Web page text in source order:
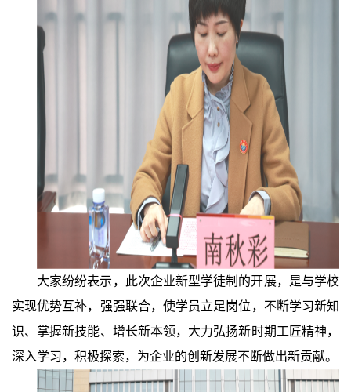
大家纷纷表示，此次企业新型学徒制的开展，是与学校
实现优势互补，强强联合，使学员立足岗位，不断学习新知
识、掌握新技能、增长新本领，大力弘扬新时期工匠精神，
深入学习，积极探索，为企业的创新发展不断做出新贡献。